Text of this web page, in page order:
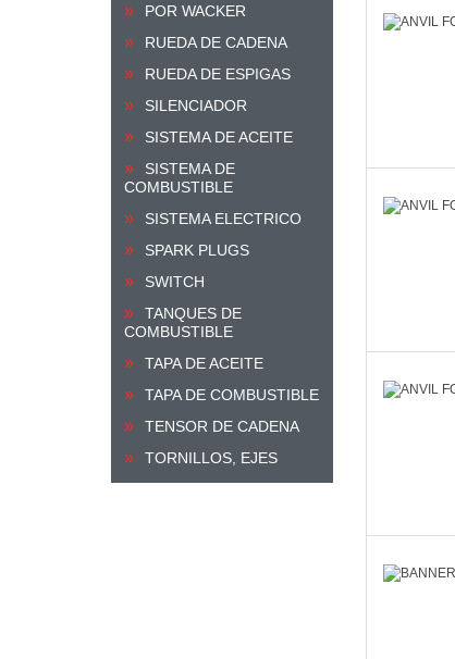
POR WACKER
RUEDA DE CADENA
RUEDA DE ESPIGAS
SILENCIADOR
SISTEMA DE ACEITE
SISTEMA DE
COMBUSTIBLE
SISTEMA ELECTRICO
SPARK PLUGS
SWITCH
TANQUES DE
COMBUSTIBLE
TAPA DE ACEITE
TAPA DE COMBUSTIBLE
TENSOR DE CADENA
TORNILLOS, EJES